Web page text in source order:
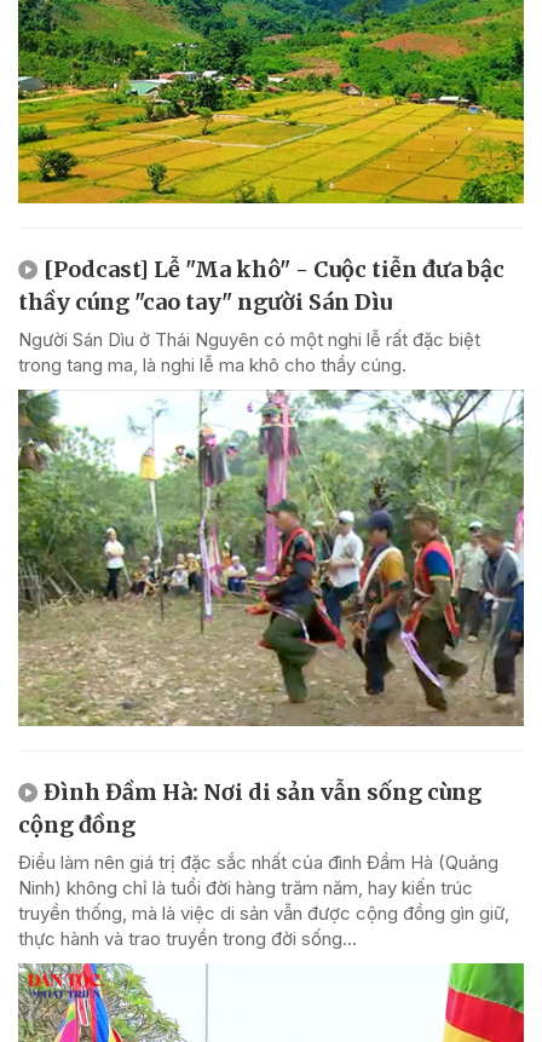
[Podcast] Lễ "Ma khô" - Cuộc tiễn đưa bậc
thầy cúng "cao tay" người Sán Dìu
Người Sán Dìu ở Thái Nguyên có một nghi lễ rất đặc biệt
trong tang ma, là nghi lễ ma khô cho thầy cúng.
Đình Đầm Hà: Nơi di sản vẫn sống cùng
cộng đồng
Điều làm nên giá trị đặc sắc nhất của đình Đầm Hà (Quảng
Ninh) không chỉ là tuổi đời hàng trăm năm, hay kiến trúc
truyền thống, mà là việc di sản vẫn được cộng đồng gìn giữ,
thực hành và trao truyền trong đời sống...